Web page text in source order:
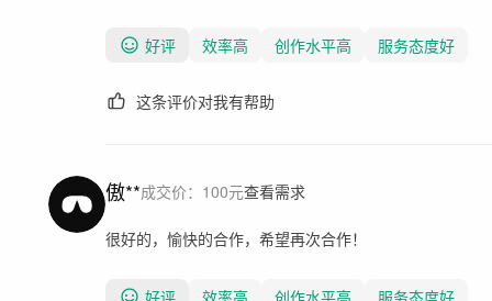
好评 效率高 创作水平高 服务态度好
这条评价对我有帮助
傲**成交价： 100元查看需求
很好的，愉快的合作，希望再次合作！